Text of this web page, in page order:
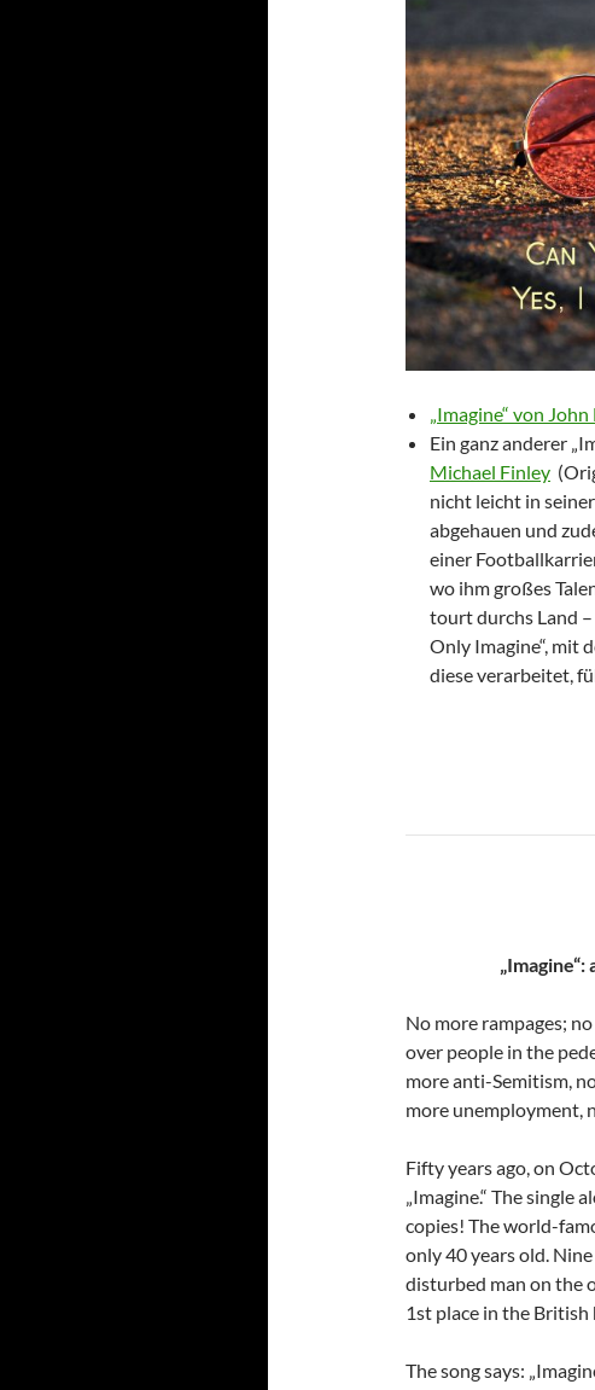
„Imagine“ von
Ein ganz anderer
Michael Finley
nicht leicht in
abgehauen und
einer
wo ihm großes
tourt durchs Land –
Only Imagine“, mit
diese verarbeitet,
No more rampages;
over people in the
more anti-Semitism,
more unemployment,
Fifty years ago, on
„Imagine.“ The single
copies! The world-
only 40 years old.
disturbed man on the
1st place in the
The song says: